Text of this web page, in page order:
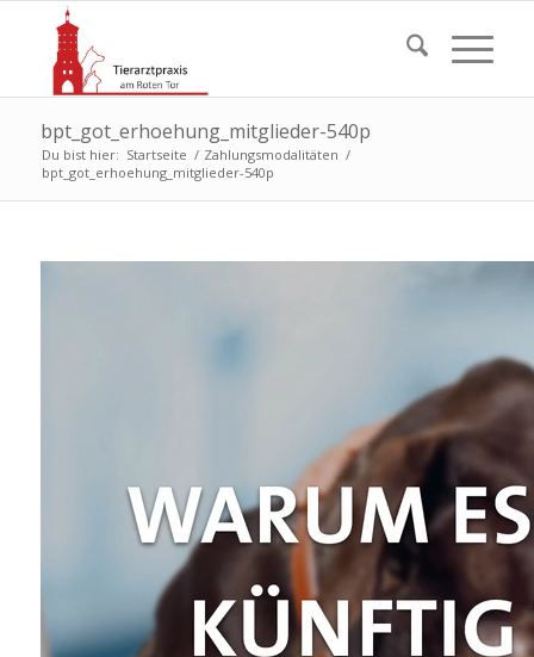
bpt_got_erhoehung_mitglieder-540p
Du bist hier: Startseite / Zahlungsmodalitäten /
bpt_got_erhoehung_mitglieder-540p